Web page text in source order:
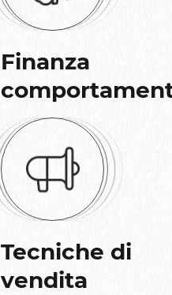
Finanza
Tecniche di
vendita